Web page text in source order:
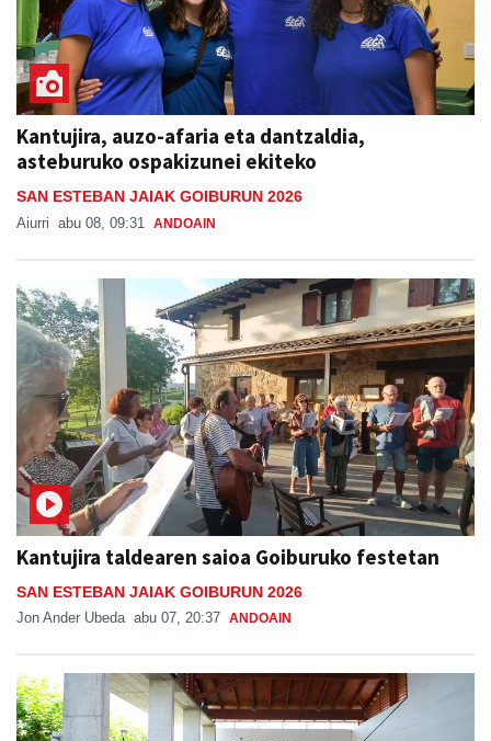
Kantujira, auzo-afaria eta dantzaldia,
asteburuko ospakizunei ekiteko
SAN ESTEBAN JAIAK GOIBURUN 2026
Aiurri abu 08, 09:31 ANDOAIN
Kantujira taldearen saioa Goiburuko festetan
SAN ESTEBAN JAIAK GOIBURUN 2026
Jon Ander Ubeda abu 07, 20:37 ANDOAIN